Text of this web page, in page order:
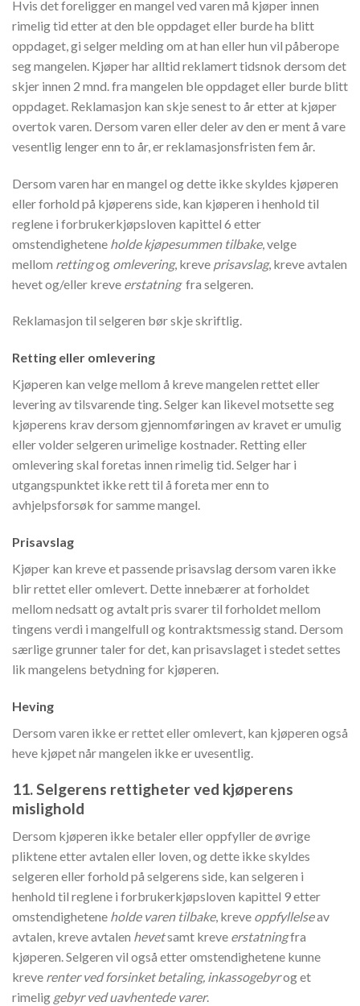
Hvis det foreligger en mangel ved varen må kjøper innen
rimelig tid etter at den ble oppdaget eller burde ha blitt
oppdaget, gi selger melding om at han eller hun vil påberope
seg mangelen. Kjøper har alltid reklamert tidsnok dersom det
skjer innen 2 mnd. fra mangelen ble oppdaget eller burde blitt
oppdaget. Reklamasjon kan skje senest to år etter at kjøper
overtok varen. Dersom varen eller deler av den er ment å vare
vesentlig lenger enn to år, er reklamasjonsfristen fem år.
Dersom varen har en mangel og dette ikke skyldes kjøperen
eller forhold på kjøperens side, kan kjøperen i henhold til
reglene i forbrukerkjøpsloven kapittel 6 etter
omstendighetene holde kjøpesummen tilbake, velge
mellom rettingog omlevering, kreve prisavslag, kreve avtalen
hevet og/eller kreve erstatning fra selgeren.
Reklamasjon til selgeren bør skje skriftlig.
Retting eller omlevering
Kjøperen kan velge mellom å kreve mangelen rettet eller
levering av tilsvarende ting. Selger kan likevel motsette seg
kjøperens krav dersom gjennomføringen av kravet er umulig
eller volder selgeren urimelige kostnader. Retting eller
omlevering skal foretas innen rimelig tid. Selger har i
utgangspunktet ikke rett til å foreta mer enn to
avhjelpsforsøk for samme mangel.
Prisavslag
Kjøper kan kreve et passende prisavslag dersom varen ikke
blir rettet eller omlevert. Dette innebærer at forholdet
mellom nedsatt og avtalt pris svarer til forholdet mellom
tingens verdi i mangelfull og kontraktsmessig stand. Dersom
særlige grunner taler for det, kan prisavslaget i stedet settes
lik mangelens betydning for kjøperen.
Heving
Dersom varen ikke er rettet eller omlevert, kan kjøperen også
heve kjøpet når mangelen ikke er uvesentlig.
11. Selgerens rettigheter ved kjøperens
mislighold
Dersom kjøperen ikke betaler eller oppfyller de øvrige
pliktene etter avtalen eller loven, og dette ikke skyldes
selgeren eller forhold på selgerens side, kan selgeren i
henhold til reglene i forbrukerkjøpsloven kapittel 9 etter
omstendighetene holde varen tilbake, kreve oppfyllelseav
avtalen, kreve avtalen hevetsamt kreve erstatningfra
kjøperen. Selgeren vil også etter omstendighetene kunne
kreve renter ved forsinket betaling, inkassogebyrog et
rimelig gebyr ved uavhentede varer.